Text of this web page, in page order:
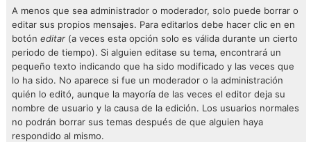
A menos que sea administrador o moderador, solo puede borrar o
editar sus propios mensajes. Para editarlos debe hacer clic en en
botón editar (a veces esta opción solo es válida durante un cierto
periodo de tiempo). Si alguien editase su tema, encontrará un
pequeño texto indicando que ha sido modificado y las veces que
lo ha sido. No aparece si fue un moderador o la administración
quién lo editó, aunque la mayoría de las veces el editor deja su
nombre de usuario y la causa de la edición. Los usuarios normales
no podrán borrar sus temas después de que alguien haya
respondido al mismo.